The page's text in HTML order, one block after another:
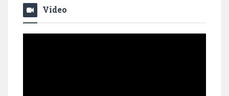
Video